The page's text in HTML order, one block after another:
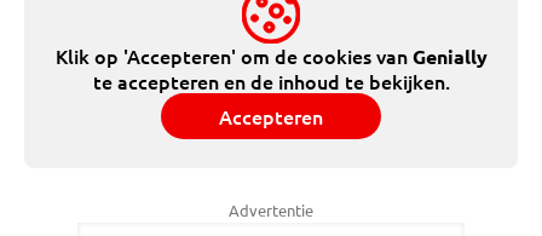
Klik op 'Accepteren' om de cookies vanGenially
te accepteren en de inhoud te bekijken.
Accepteren
Advertentie